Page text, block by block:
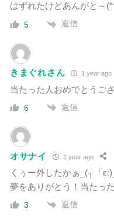
はずれたけどあんがと～
5 返信
きまぐれさん 1 year ago
当たった人おめでとうござ
6 返信
オサナイ 1 year ago
くぅー外したかぁ_(┐「
夢をありがとう！当たっ
3 返信